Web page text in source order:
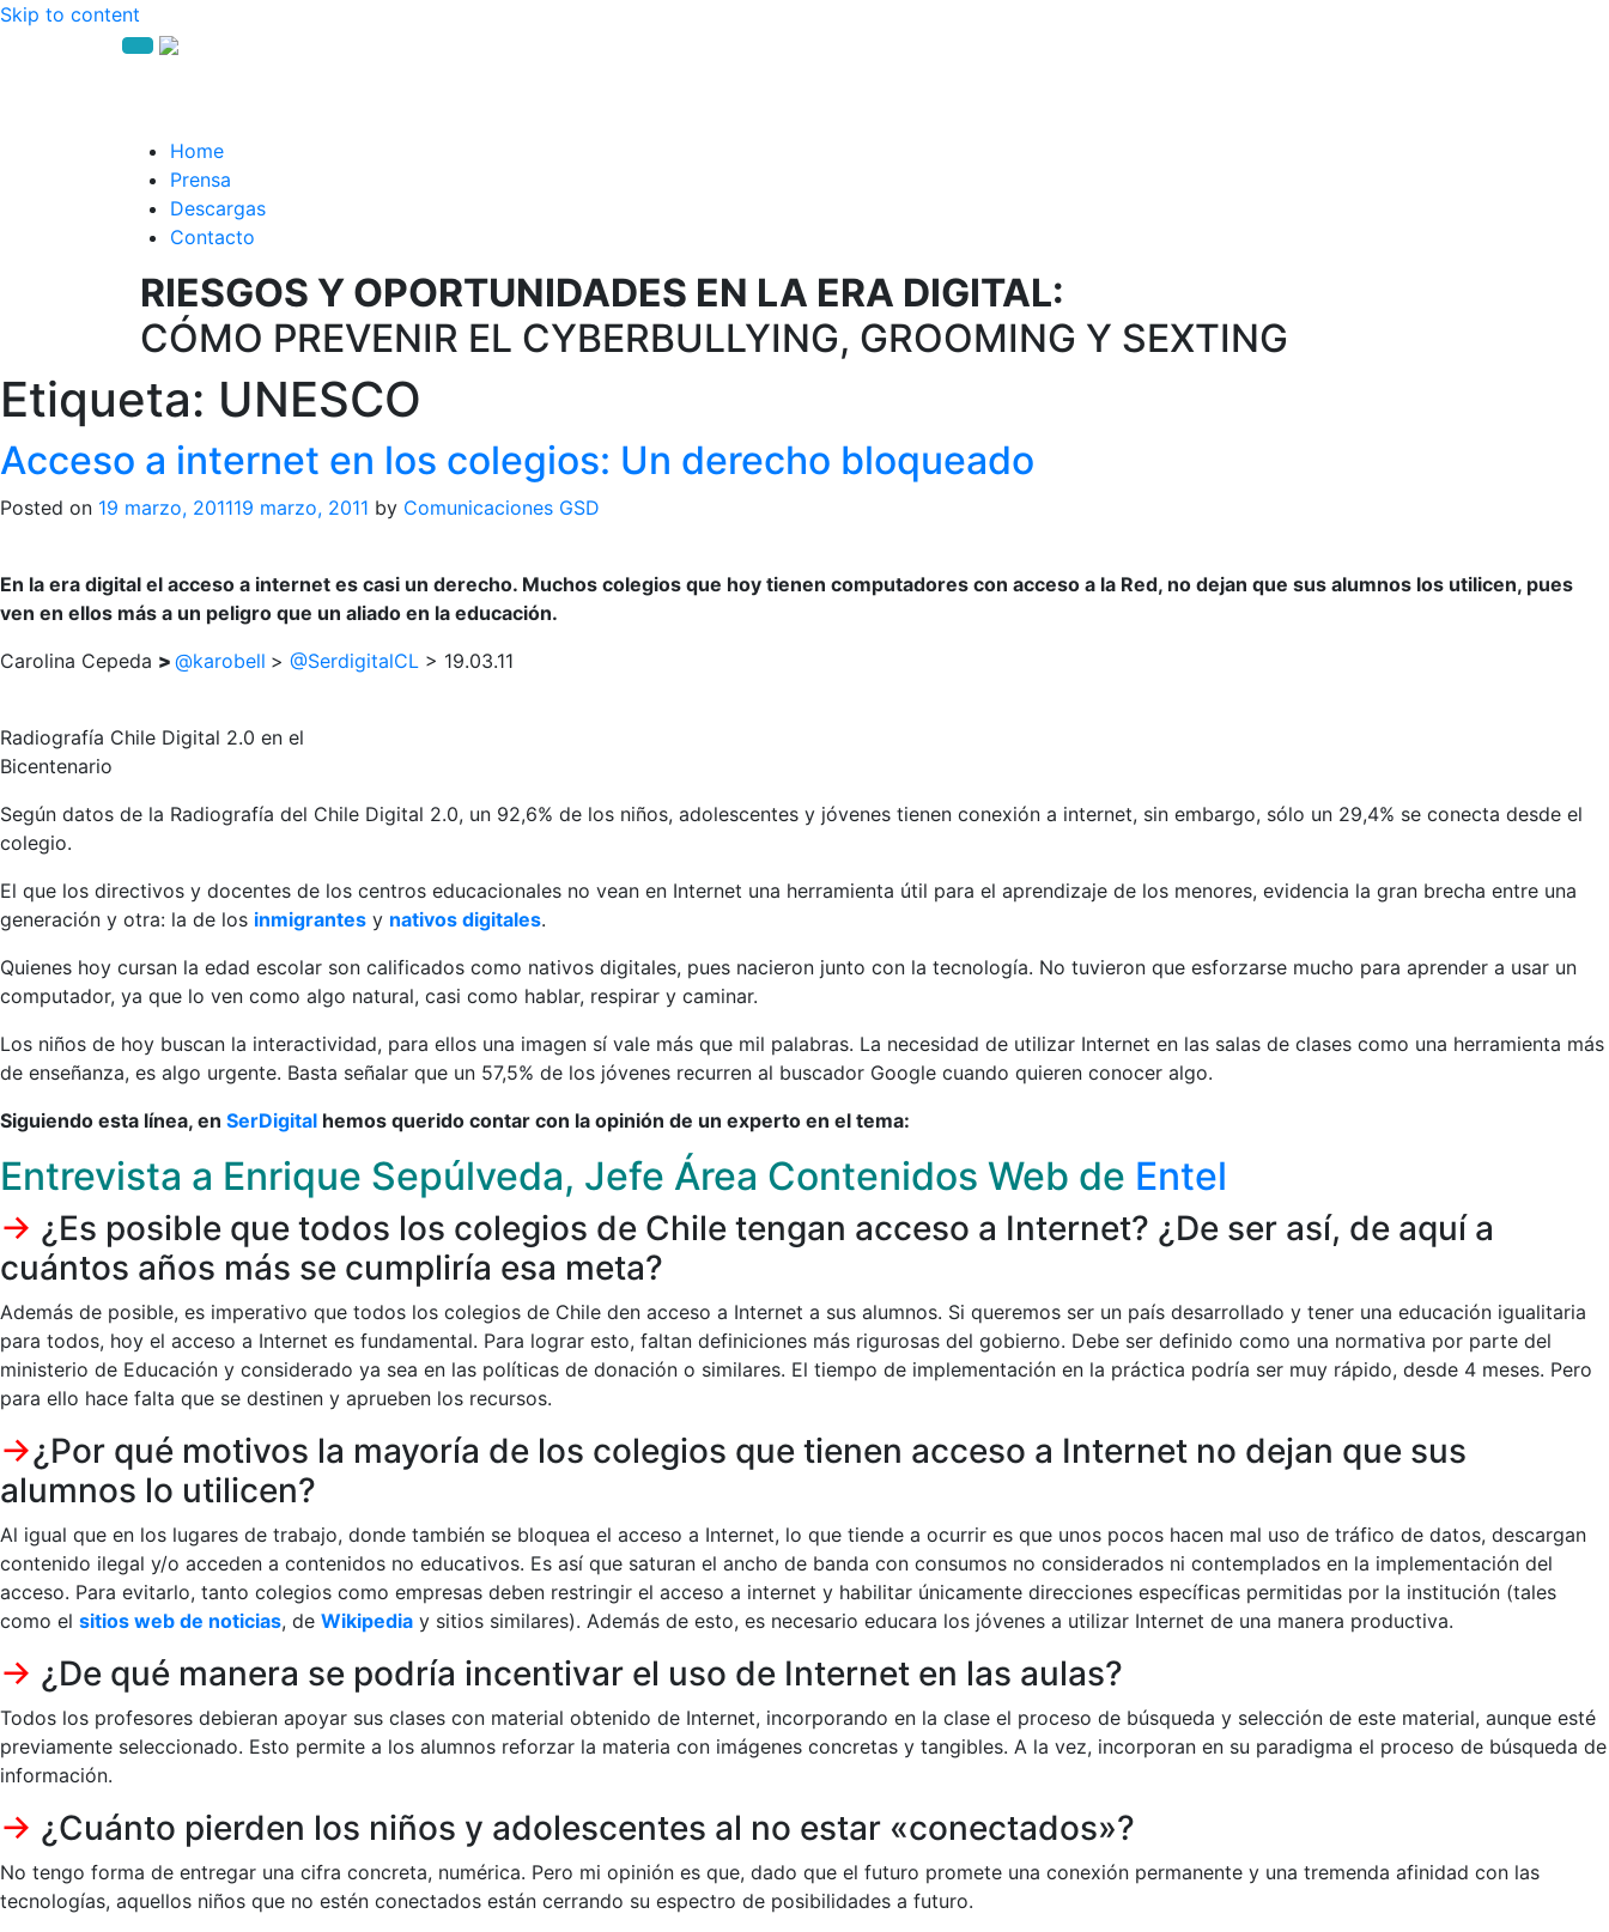
Skip to content
Home
Prensa
Descargas
Contacto
RIESGOS Y OPORTUNIDADES EN LA ERA DIGITAL:
CÓMO PREVENIR EL CYBERBULLYING, GROOMING Y SEXTING
Etiqueta: UNESCO
Acceso a internet en los colegios: Un derecho bloqueado
Posted on 19 marzo, 201119 marzo, 2011 by Comunicaciones GSD
En la era digital el acceso a internet es casi un derecho. Muchos colegios que hoy tienen computadores con acceso a la Red, no dejan que sus alumnos los utilicen, pues
ven en ellos más a un peligro que un aliado en la educación.
Carolina Cepeda > @karobell > @SerdigitalCL > 19.03.11
Radiografía Chile Digital 2.0 en el
Bicentenario
Según datos de la Radiografía del Chile Digital 2.0, un 92,6% de los niños, adolescentes y jóvenes tienen conexión a internet, sin embargo, sólo un 29,4% se conecta desde el
colegio.
El que los directivos y docentes de los centros educacionales no vean en Internet una herramienta útil para el aprendizaje de los menores, evidencia la gran brecha entre una
generación y otra: la de los inmigrantes y nativos digitales.
Quienes hoy cursan la edad escolar son calificados como nativos digitales, pues nacieron junto con la tecnología. No tuvieron que esforzarse mucho para aprender a usar un
computador, ya que lo ven como algo natural, casi como hablar, respirar y caminar.
Los niños de hoy buscan la interactividad, para ellos una imagen sí vale más que mil palabras. La necesidad de utilizar Internet en las salas de clases como una herramienta más
de enseñanza, es algo urgente. Basta señalar que un 57,5% de los jóvenes recurren al buscador Google cuando quieren conocer algo.
Siguiendo esta línea, en SerDigital hemos querido contar con la opinión de un experto en el tema:
Entrevista a Enrique Sepúlveda, Jefe Área Contenidos Web de Entel
-> ¿Es posible que todos los colegios de Chile tengan acceso a Internet? ¿De ser así, de aquí a
cuántos años más se cumpliría esa meta?
Además de posible, es imperativo que todos los colegios de Chile den acceso a Internet a sus alumnos. Si queremos ser un país desarrollado y tener una educación igualitaria
para todos, hoy el acceso a Internet es fundamental. Para lograr esto, faltan definiciones más rigurosas del gobierno. Debe ser definido como una normativa por parte del
ministerio de Educación y considerado ya sea en las políticas de donación o similares. El tiempo de implementación en la práctica podría ser muy rápido, desde 4 meses. Pero
para ello hace falta que se destinen y aprueben los recursos.
->¿Por qué motivos la mayoría de los colegios que tienen acceso a Internet no dejan que sus
alumnos lo utilicen?
Al igual que en los lugares de trabajo, donde también se bloquea el acceso a Internet, lo que tiende a ocurrir es que unos pocos hacen mal uso de tráfico de datos, descargan
contenido ilegal y/o acceden a contenidos no educativos. Es así que saturan el ancho de banda con consumos no considerados ni contemplados en la implementación del
acceso. Para evitarlo, tanto colegios como empresas deben restringir el acceso a internet y habilitar únicamente direcciones específicas permitidas por la institución (tales
como el sitios web de noticias, de Wikipedia y sitios similares). Además de esto, es necesario educara los jóvenes a utilizar Internet de una manera productiva.
-> ¿De qué manera se podría incentivar el uso de Internet en las aulas?
Todos los profesores debieran apoyar sus clases con material obtenido de Internet, incorporando en la clase el proceso de búsqueda y selección de este material, aunque esté
previamente seleccionado. Esto permite a los alumnos reforzar la materia con imágenes concretas y tangibles. A la vez, incorporan en su paradigma el proceso de búsqueda de
información.
-> ¿Cuánto pierden los niños y adolescentes al no estar «conectados»?
No tengo forma de entregar una cifra concreta, numérica. Pero mi opinión es que, dado que el futuro promete una conexión permanente y una tremenda afinidad con las
tecnologías, aquellos niños que no estén conectados están cerrando su espectro de posibilidades a futuro.